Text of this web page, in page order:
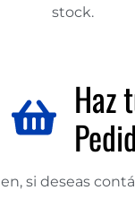
stock.
Haz
si deseas